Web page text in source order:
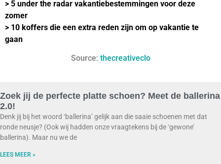
> 5 under the radar vakantiebestemmingen voor deze
zomer
> 10 koffers die een extra reden zijn om op vakantie te
gaan
Source: thecreativeclo
Zoek jij de perfecte platte schoen? Meet de ballerina
2.0!
Denk jij bij het woord ‘ballerina’ gelijk aan die saaie schoenen met dat
ronde neusje? (Ook wij hadden onze vraagtekens bij de ‘gewone’
ballerina). Maar nu we de
LEES MEER »